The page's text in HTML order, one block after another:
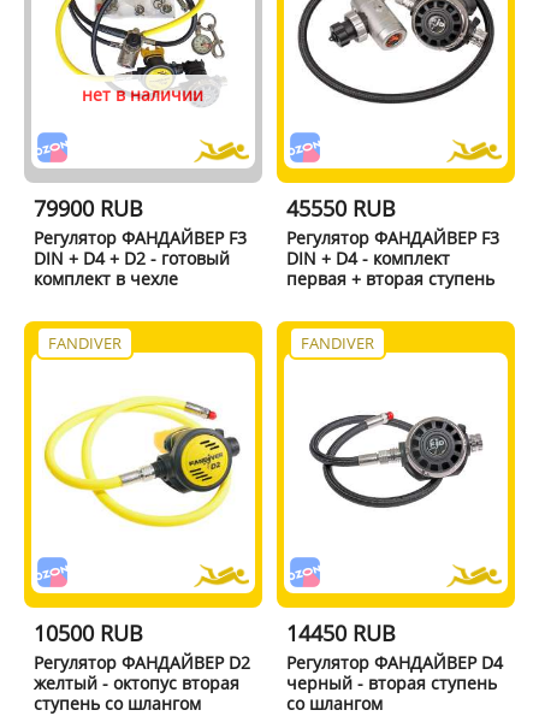
нет в наличии
79900 RUB
Регулятор ФАНДАЙВЕР F3
DIN + D4 + D2 - готовый
комплект в чехле
45550 RUB
Регулятор ФАНДАЙВЕР F3
DIN + D4 - комплект
первая + вторая ступень
FANDIVER
10500 RUB
Регулятор ФАНДАЙВЕР D2
желтый - октопус вторая
ступень со шлангом
FANDIVER
14450 RUB
Регулятор ФАНДАЙВЕР D4
черный - вторая ступень
со шлангом